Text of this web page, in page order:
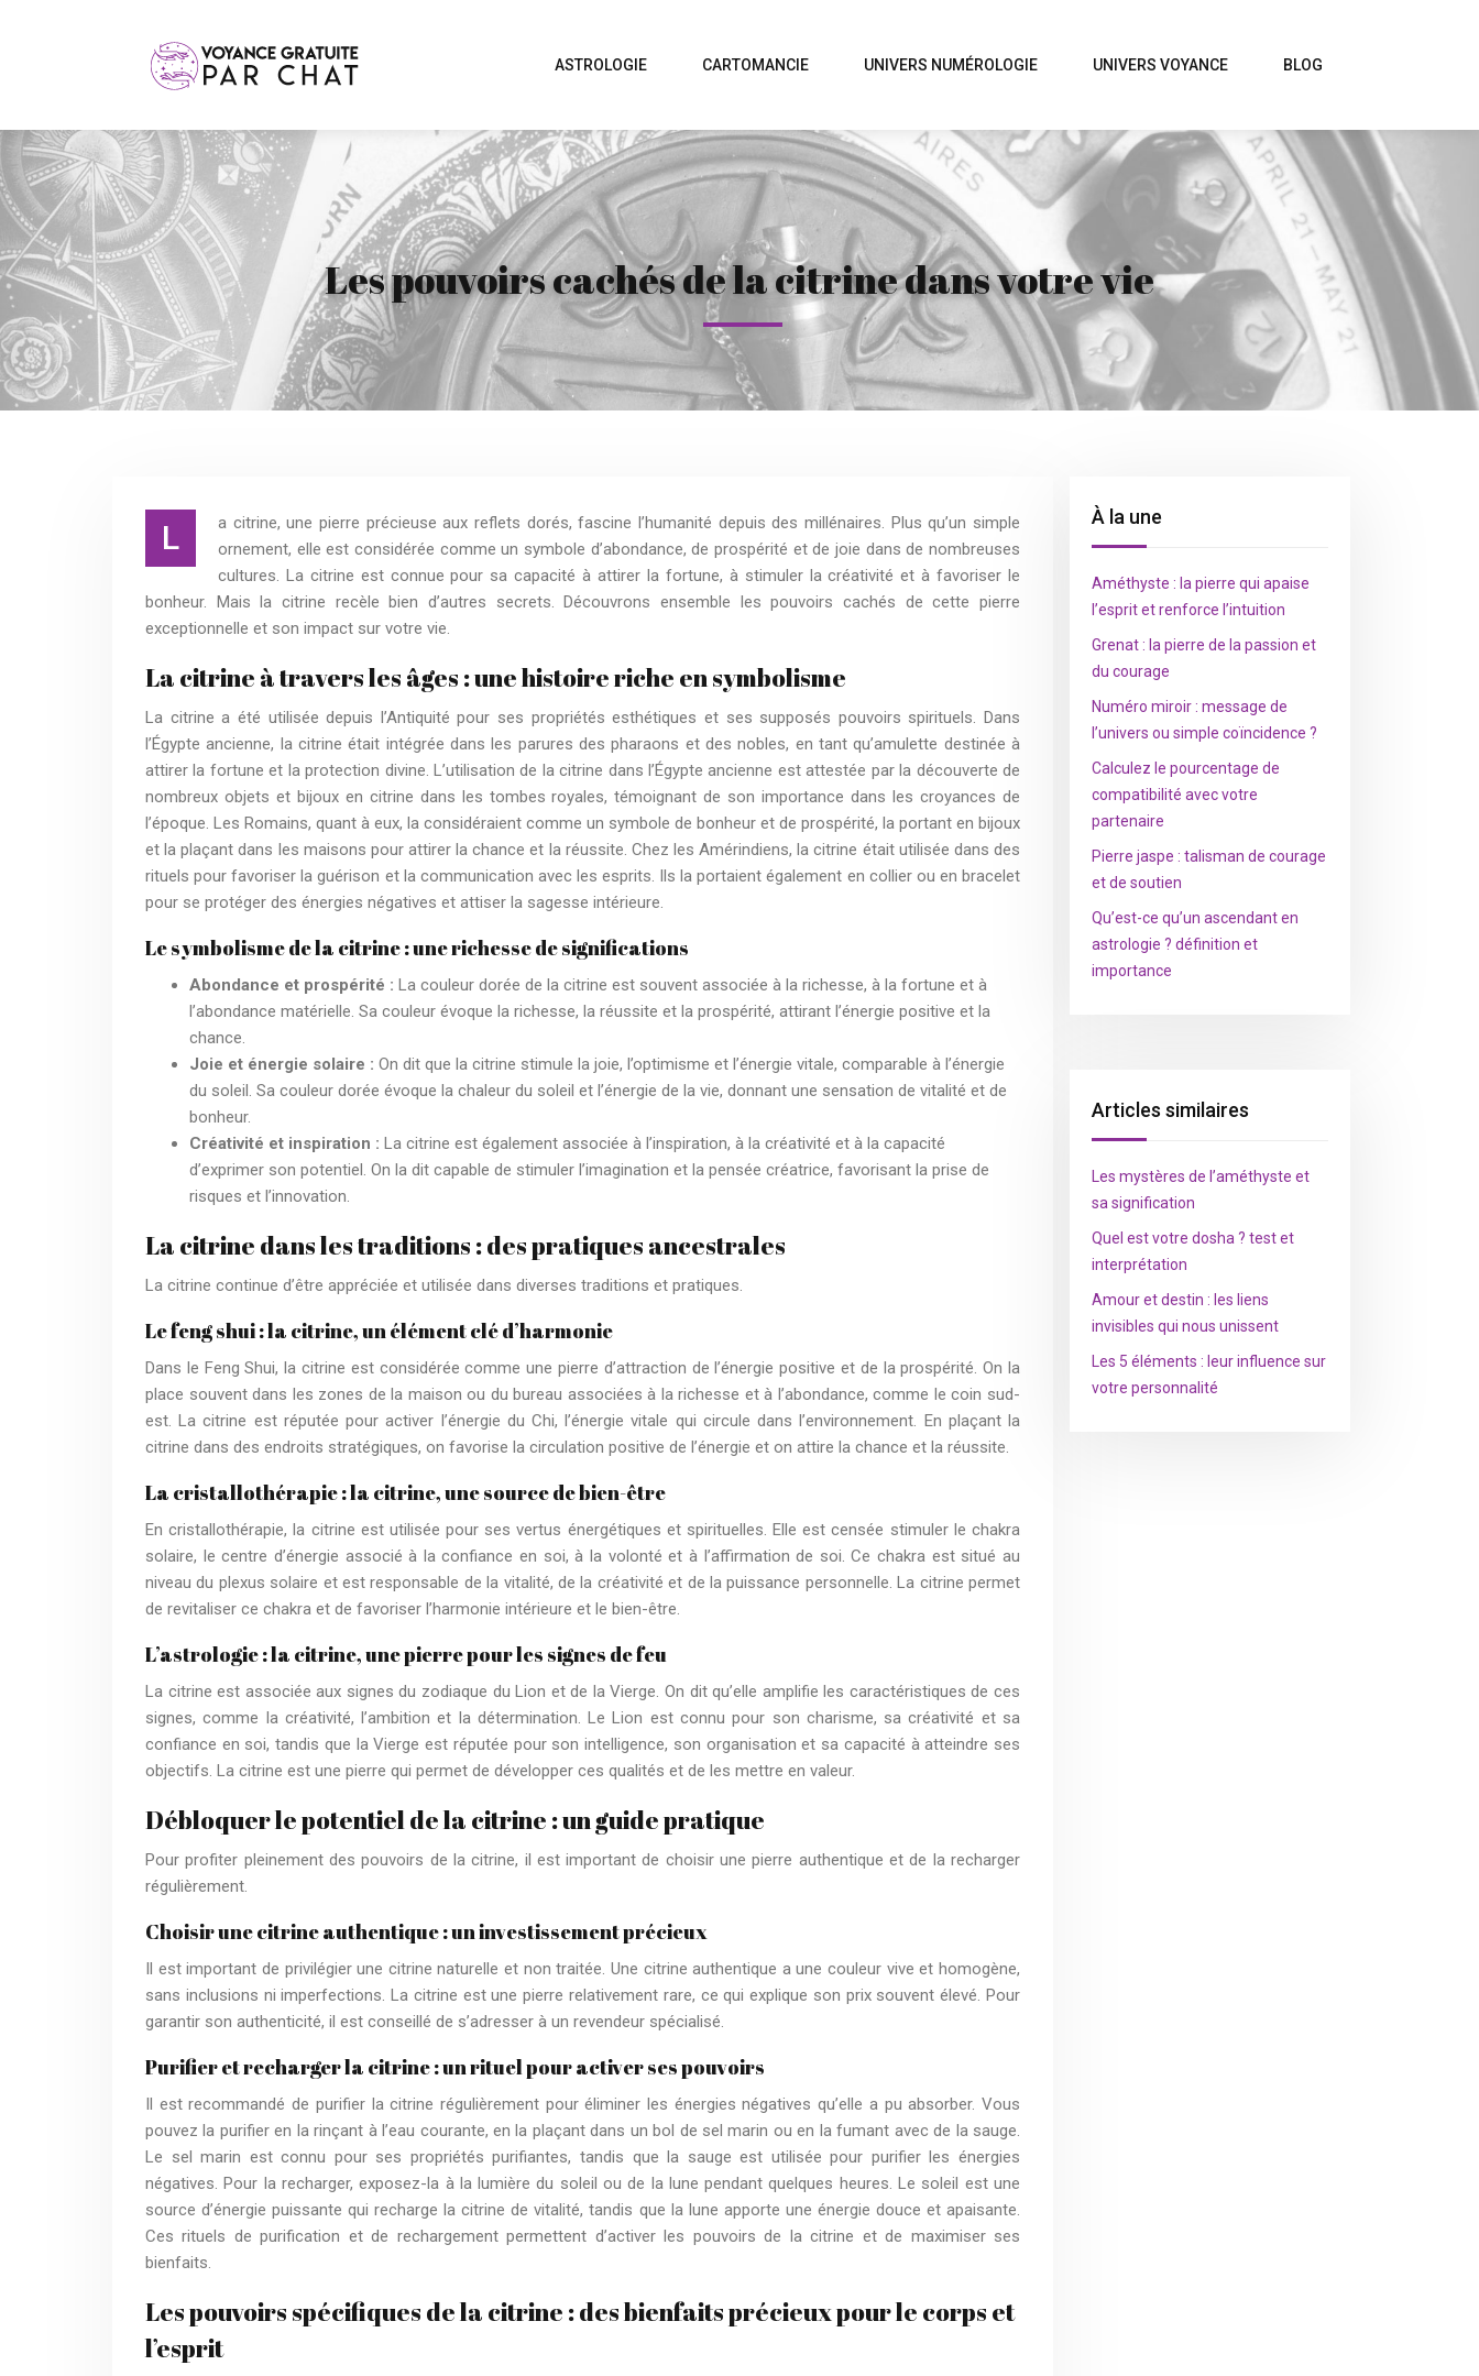
ASTROLOGIE CARTOMANCIE UNIVERS NUMÉROLOGIE UNIVERS VOYANCE BLOG
Les pouvoirs cachés de la citrine dans votre vie
L
a citrine, une pierre précieuse aux reflets dorés, fascine l’humanité depuis des millénaires. Plus qu’un simple
ornement, elle est considérée comme un symbole d’abondance, de prospérité et de joie dans de nombreuses
cultures. La citrine est connue pour sa capacité à attirer la fortune, à stimuler la créativité et à favoriser le
bonheur. Mais la citrine recèle bien d’autres secrets. Découvrons ensemble les pouvoirs cachés de cette pierre
exceptionnelle et son impact sur votre vie.
La citrine à travers les âges : une histoire riche en symbolisme
La citrine a été utilisée depuis l’Antiquité pour ses propriétés esthétiques et ses supposés pouvoirs spirituels. Dans
l’Égypte ancienne, la citrine était intégrée dans les parures des pharaons et des nobles, en tant qu’amulette destinée à
attirer la fortune et la protection divine. L’utilisation de la citrine dans l’Égypte ancienne est attestée par la découverte de
nombreux objets et bijoux en citrine dans les tombes royales, témoignant de son importance dans les croyances de
l’époque. Les Romains, quant à eux, la considéraient comme un symbole de bonheur et de prospérité, la portant en bijoux
et la plaçant dans les maisons pour attirer la chance et la réussite. Chez les Amérindiens, la citrine était utilisée dans des
rituels pour favoriser la guérison et la communication avec les esprits. Ils la portaient également en collier ou en bracelet
pour se protéger des énergies négatives et attiser la sagesse intérieure.
Le symbolisme de la citrine : une richesse de significations
Abondance et prospérité : La couleur dorée de la citrine est souvent associée à la richesse, à la fortune et à
l’abondance matérielle. Sa couleur évoque la richesse, la réussite et la prospérité, attirant l’énergie positive et la
chance.
Joie et énergie solaire : On dit que la citrine stimule la joie, l’optimisme et l’énergie vitale, comparable à l’énergie
du soleil. Sa couleur dorée évoque la chaleur du soleil et l’énergie de la vie, donnant une sensation de vitalité et de
bonheur.
Créativité et inspiration : La citrine est également associée à l’inspiration, à la créativité et à la capacité
d’exprimer son potentiel. On la dit capable de stimuler l’imagination et la pensée créatrice, favorisant la prise de
risques et l’innovation.
La citrine dans les traditions : des pratiques ancestrales
La citrine continue d’être appréciée et utilisée dans diverses traditions et pratiques.
Le feng shui : la citrine, un élément clé d’harmonie
Dans le Feng Shui, la citrine est considérée comme une pierre d’attraction de l’énergie positive et de la prospérité. On la
place souvent dans les zones de la maison ou du bureau associées à la richesse et à l’abondance, comme le coin sud-
est. La citrine est réputée pour activer l’énergie du Chi, l’énergie vitale qui circule dans l’environnement. En plaçant la
citrine dans des endroits stratégiques, on favorise la circulation positive de l’énergie et on attire la chance et la réussite.
La cristallothérapie : la citrine, une source de bien-être
En cristallothérapie, la citrine est utilisée pour ses vertus énergétiques et spirituelles. Elle est censée stimuler le chakra
solaire, le centre d’énergie associé à la confiance en soi, à la volonté et à l’affirmation de soi. Ce chakra est situé au
niveau du plexus solaire et est responsable de la vitalité, de la créativité et de la puissance personnelle. La citrine permet
de revitaliser ce chakra et de favoriser l’harmonie intérieure et le bien-être.
L’astrologie : la citrine, une pierre pour les signes de feu
La citrine est associée aux signes du zodiaque du Lion et de la Vierge. On dit qu’elle amplifie les caractéristiques de ces
signes, comme la créativité, l’ambition et la détermination. Le Lion est connu pour son charisme, sa créativité et sa
confiance en soi, tandis que la Vierge est réputée pour son intelligence, son organisation et sa capacité à atteindre ses
objectifs. La citrine est une pierre qui permet de développer ces qualités et de les mettre en valeur.
Débloquer le potentiel de la citrine : un guide pratique
Pour profiter pleinement des pouvoirs de la citrine, il est important de choisir une pierre authentique et de la recharger
régulièrement.
Choisir une citrine authentique : un investissement précieux
Il est important de privilégier une citrine naturelle et non traitée. Une citrine authentique a une couleur vive et homogène,
sans inclusions ni imperfections. La citrine est une pierre relativement rare, ce qui explique son prix souvent élevé. Pour
garantir son authenticité, il est conseillé de s’adresser à un revendeur spécialisé.
Purifier et recharger la citrine : un rituel pour activer ses pouvoirs
Il est recommandé de purifier la citrine régulièrement pour éliminer les énergies négatives qu’elle a pu absorber. Vous
pouvez la purifier en la rinçant à l’eau courante, en la plaçant dans un bol de sel marin ou en la fumant avec de la sauge.
Le sel marin est connu pour ses propriétés purifiantes, tandis que la sauge est utilisée pour purifier les énergies
négatives. Pour la recharger, exposez-la à la lumière du soleil ou de la lune pendant quelques heures. Le soleil est une
source d’énergie puissante qui recharge la citrine de vitalité, tandis que la lune apporte une énergie douce et apaisante.
Ces rituels de purification et de rechargement permettent d’activer les pouvoirs de la citrine et de maximiser ses
bienfaits.
Les pouvoirs spécifiques de la citrine : des bienfaits précieux pour le corps et
l’esprit
À la une
Améthyste : la pierre qui apaise
l’esprit et renforce l’intuition
Grenat : la pierre de la passion et
du courage
Numéro miroir : message de
l’univers ou simple coïncidence ?
Calculez le pourcentage de
compatibilité avec votre
partenaire
Pierre jaspe : talisman de courage
et de soutien
Qu’est-ce qu’un ascendant en
astrologie ? définition et
importance
Articles similaires
Les mystères de l’améthyste et
sa signification
Quel est votre dosha ? test et
interprétation
Amour et destin : les liens
invisibles qui nous unissent
Les 5 éléments : leur influence sur
votre personnalité